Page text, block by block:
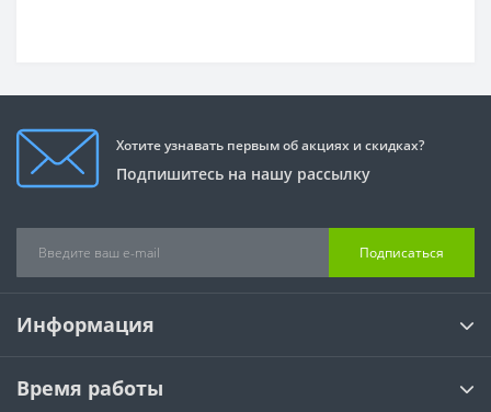
Хотите узнавать первым об акциях и скидках?
Подпишитесь на нашу рассылку
Подписаться
Информация
Время работы